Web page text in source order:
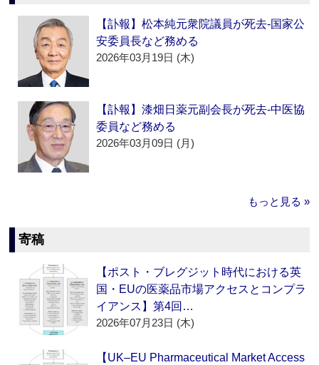
【訃報】松本純元衆院議員が死去‐国家公
安委員長など務める
2026年03月19日 (木)
【訃報】漆畑日薬元副会長が死去‐中医協
委員など務める
2026年03月09日 (月)
もっと見る »
寄稿
【ポスト・ブレグジット時代における英
国・EUの医薬品市場アクセスとコンプラ
イアンス】第4回…
2026年07月23日 (木)
【UK–EU Pharmaceutical Market Access